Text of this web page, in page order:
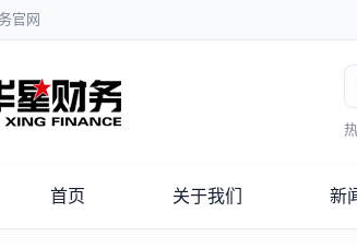
官网
首页 关于我们 新